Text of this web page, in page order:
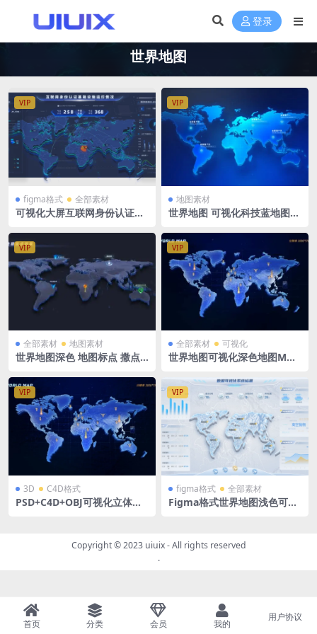
登录
世界地图
VIP
figma格式 全部素材
可视化大屏互联网身份认证基
地图
VIP
地图素材
世界地图 可视化科技蓝地图m
VIP
全部素材 地图素材
世界地图深色 地图标点 撒点
VIP
全部素材 可视化
世界地图可视化深色地图MAP
VIP
3D C4D格式
PSD+C4D+OBJ可视化立体世
VIP
figma格式 全部素材
Figma格式世界地图浅色可视
Copyright © 2023 uiuix- All rights reserved
.
首页 分类 会员 我的
用户协议